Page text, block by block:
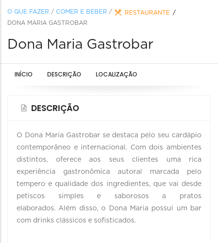
O QUE FAZER / COMER E BEBER /
RESTAURANTE
DONA MARIA GASTROBAR
Dona Maria Gastrobar
INÍCIO DESCRIÇÃO LOCALIZAÇÃO
DESCRIÇÃO
O Dona Maria Gastrobar se destaca pelo seu cardápio
contemporâneo e internacional. Com dois ambientes
distintos, oferece aos seus clientes uma rica
experiência gastronômica autoral marcada pelo
tempero e qualidade dos ingredientes, que vai desde
petiscos simples e saborosos a pratos
elaborados. Além disso, o Dona Maria possui um bar
com drinks clássicos e sofisticados.